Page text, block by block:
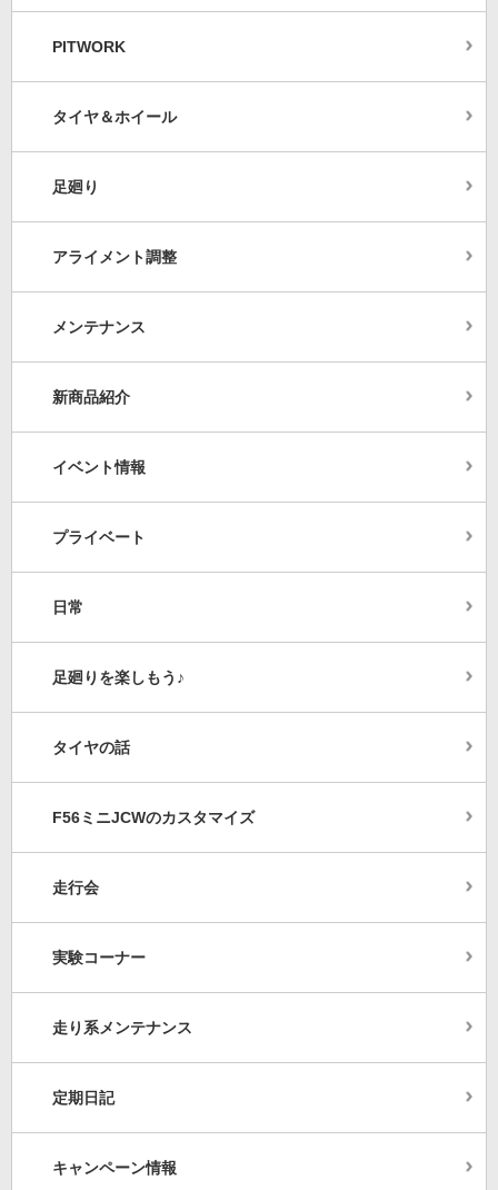
PITWORK
タイヤ＆ホイール
足廻り
アライメント調整
メンテナンス
新商品紹介
イベント情報
プライベート
日常
足廻りを楽しもう♪
タイヤの話
F56ミニJCWのカスタマイズ
走行会
実験コーナー
走り系メンテナンス
定期日記
キャンペーン情報